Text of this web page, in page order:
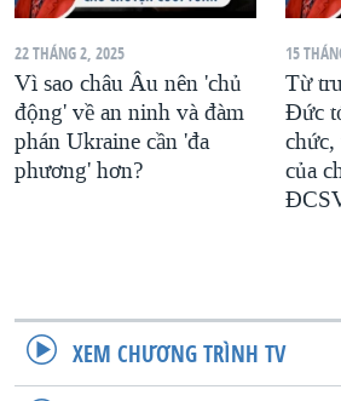
22 THÁNG 2, 2025
Vì sao châu Âu nên 'chủ
động' về an ninh và đàm
phán Ukraine cần 'đa
phương' hơn?
15
Từ
Đức
của
XEM CHƯƠNG TRÌNH TV